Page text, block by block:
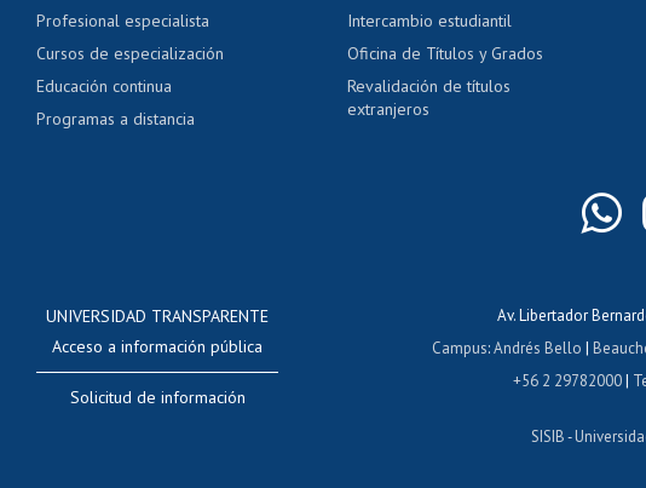
Mi Uchile Ayuda
Profesional especialista
Cursos de especialización
Educación continua
Programas a distancia
Intercambio estudiantil
Oficina de Títulos y Grados
Revalidación de títulos
extranjeros
UNIVERSIDAD TRANSPARENTE
Acceso a información pública
Solicitud de información
Av. Libertador
Campus:Andrés Bello |
+56 2 29782000|
SISIB -